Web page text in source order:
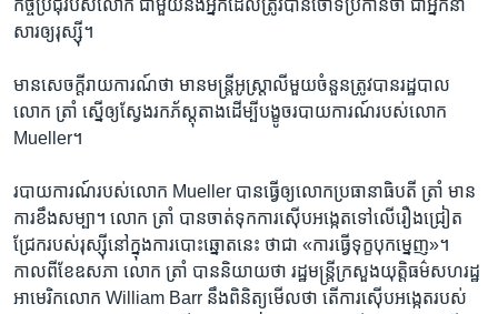
កិច្ចប្រជុំ​របស់​លោក ​ជាមួយ​នឹង​អ្នក​ដែល​ត្រូវ​បាន​ចោទ​ប្រកាន់​ថា ជា​អ្នក​នាំ​
សារ​ឲ្យ​រុស្ស៊ី។
មាន​សេចក្តី​រាយការណ៍​ថា​ មាន​មន្រ្តី​អូស្រ្តាលី​មួយ​ចំនួន​ត្រូវបាន​រដ្ឋបាល​
លោក ត្រាំ​ ស្នើ​ឲ្យ​ស្វែង​រក​ភ័ស្តុតាង​ដើម្បី​បង្ខូច​របាយការណ៍​របស់​លោក ​
Mueller។
របាយការណ៍​របស់​លោក ​Mueller ​បាន​ធ្វើ​ឲ្យ​លោក​ប្រធានាធិបតី ត្រាំ​ មាន​
ការ​ខឹង​សម្បា។ លោក ត្រាំ​ បាន​ចាត់​ទុក​ការ​ស៊ើប​អង្កេត​ទៅ​លើ​រឿង​ជ្រៀត​
ជ្រែក​របស់​រុស្ស៊ី​នៅ​ក្នុង​ការ​បោះ​ឆ្នោត​នេះ ថា​ជា ​«ការ​ធ្វើ​ទុក្ខ​បុក​ម្នេញ»។
កាល​ពី​ខែ​ឧសភា លោក ត្រាំ​ បាន​និយាយ​ថា​ រដ្ឋមន្ត្រី​ក្រសួង​យុត្តិធម៌​សហរដ្ឋ​
អាមេរិក​លោក​ William Barr ​នឹង​ពិនិត្យ​មើល​ថា តើ​ការ​ស៊ើប​អង្កេត​របស់​